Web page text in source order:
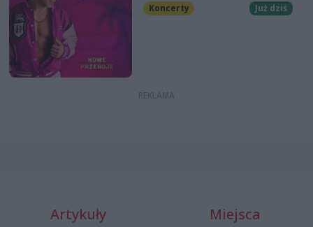
Koncerty Już dziś
Artykuły Miejsca